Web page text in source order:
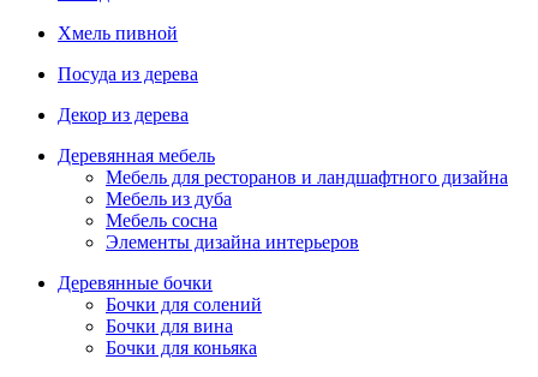
Хмель пивной
Посуда из дерева
Декор из дерева
Деревянная мебель
Мебель для ресторанов и ландшафтного дизайна
Мебель из дуба
Мебель сосна
Элементы дизайна интерьеров
Деревянные бочки
Бочки для солений
Бочки для вина
Бочки для коньяка